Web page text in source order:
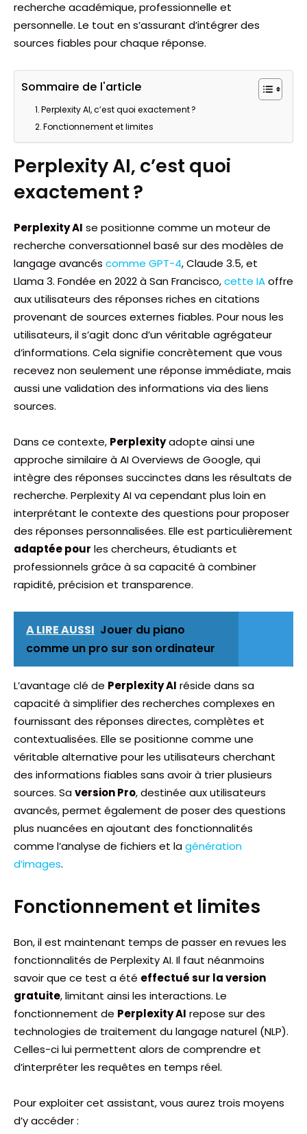
recherche académique, professionnelle et
personnelle. Le tout en s’assurant d’intégrer des
sources fiables pour chaque réponse.
Sommaire de l'article
Perplexity AI, c’est quoi exactement ?
Fonctionnement et limites
Perplexity AI, c’est quoi
exactement ?
Perplexity AI se positionne comme un moteur de
recherche conversationnel basé sur des modèles de
langage avancés comme GPT-4, Claude 3.5, et
Llama 3. Fondée en 2022 à San Francisco,cette IAoffre
aux utilisateurs des réponses riches en citations
provenant de sources externes fiables. Pour nous les
utilisateurs, il s’agit donc d’un véritable agrégateur
d’informations. Cela signifie concrètement que vous
recevez non seulement une réponse immédiate, mais
aussi une validation des informations via des liens
sources.
Dans ce contexte, Perplexityadopte ainsi une
approche similaire à AI Overviews de Google, qui
intègre des réponses succinctes dans les résultats de
recherche. Perplexity AI va cependant plus loin en
interprétant le contexte des questions pour proposer
des réponses personnalisées. Elle est particulièrement
adaptée pour les chercheurs, étudiants et
professionnels grâce à sa capacité à combiner
rapidité, précision et transparence.
A LIRE AUSSI Jouer du piano
comme un pro sur son ordinateur
L’avantage clé de Perplexity AI réside dans sa
capacité à simplifier des recherches complexes en
fournissant des réponses directes, complètes et
contextualisées. Elle se positionne comme une
véritable alternative pour les utilisateurs cherchant
des informations fiables sans avoir à trier plusieurs
sources. Saversion Pro, destinée aux utilisateurs
avancés, permet également de poser des questions
plus nuancées en ajoutant des fonctionnalités
comme l’analyse de fichiers et lagénération
d’images.
Fonctionnement et limites
Bon, il est maintenant temps de passer en revues les
fonctionnalités de Perplexity AI. Il faut néanmoins
savoir que ce test a été effectué sur la version
gratuite, limitant ainsi les interactions. Le
fonctionnement de Perplexity AI repose sur des
technologies de traitement du langage naturel (NLP).
Celles-ci lui permettent alors de comprendre et
d’interpréter les requêtes en temps réel.
Pour exploiter cet assistant, vous aurez trois moyens
d’y accéder :